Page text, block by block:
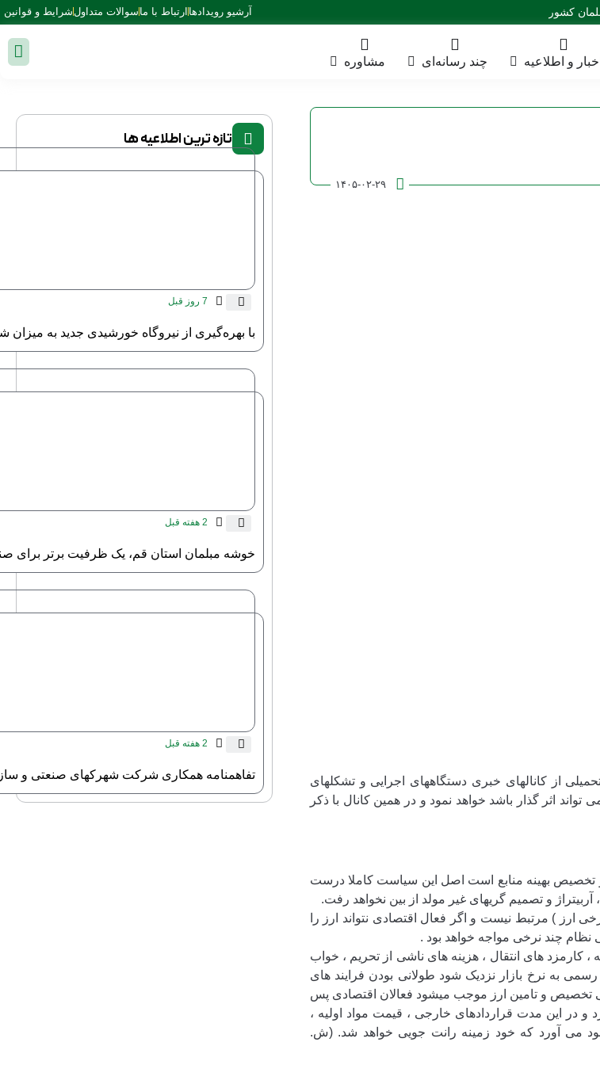
آرشیو رویدادها ارتباط با ما سوالات متداول شرایط و قوانین
اخبار و اطلاعیه چند رسانه‌ای مشاوره
۱۴۰۵-۰۲-۲۹
از کانالهای خبری دستگاههای اجرایی و تشکلهای
اثر گذار باشد خواهد نمود و در همین کانال با ذکر
بهینه منابع است اصل این سیاست کاملا درست
و تصمیم گریهای غیر مولد از بین نخواهد رفت.
ارز ) مرتبط نیست و اگر فعال اقتصادی نتواند ارز را
نظام چند نرخی مواجه خواهد بود .
، کارمزد های انتقال ، هزینه های ناشی از تحریم ، خواب
به نرخ بازار نزدیک شود طولانی بودن فرایند های
تخصیص و تامین ارز موجب میشود فعالان اقتصادی پس
و در این مدت قراردادهای خارجی ، قیمت مواد اولیه ،
می آورد که خود زمینه رانت جویی خواهد شد. (ش.
تازه ترین اطلاعیه ها
7 روز قبل
با بهره‌گیری از نیروگاه خورشیدی جدید به میزان شش مگاوات ، ظرفیت نیروگاه‌های خورشیدی به صد مگاوات رسید.
2 هفته قبل
خوشه مبلمان استان قم، یک ظرفیت برتر برای
2 هفته قبل
تفاهمنامه همکاری شرکت شهرکهای صنعتی و